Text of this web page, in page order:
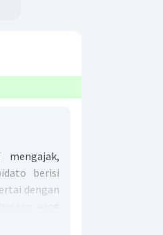
mengajak,
berisi
dengan